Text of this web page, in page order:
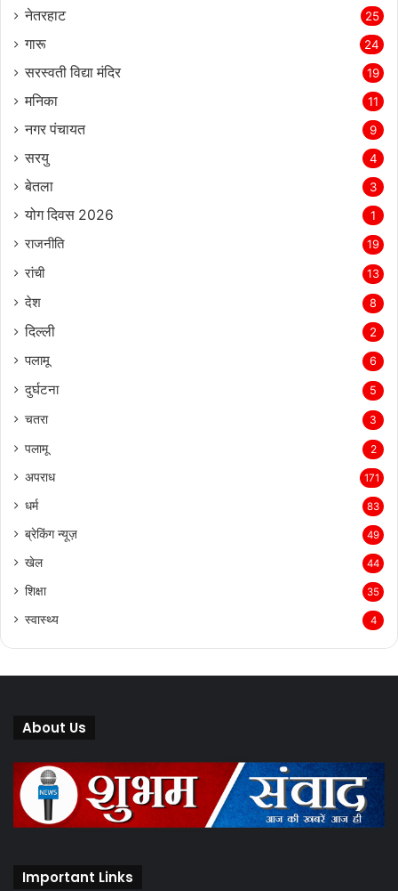
नेतरहाट 25
गारू 24
सरस्‍वती विद्या मंदिर 19
मनिका 11
नगर पंचायत 9
सरयु 4
बेतला 3
योग दिवस 2026 1
राजनीति 19
रांची 13
देश 8
दिल्‍ली 2
पलामू 6
दुर्घटना 5
चतरा 3
पलामू 2
अपराध 171
धर्म 83
ब्रेकिंग न्यूज़ 49
खेल 44
शिक्षा 35
स्वास्थ्य 4
About Us
Important Links